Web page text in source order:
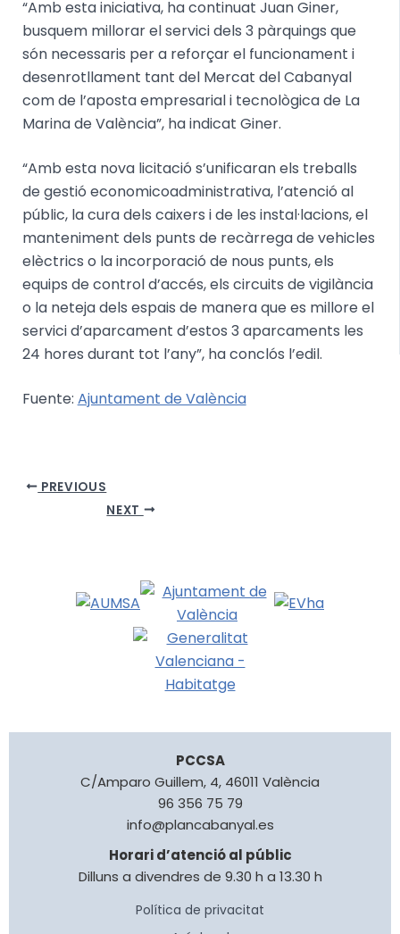
“Amb esta iniciativa, ha continuat Juan Giner,
busquem millorar el servici dels 3 pàrquings que
són necessaris per a reforçar el funcionament i
desenrotllament tant del Mercat del Cabanyal
com de l’aposta empresarial i tecnològica de La
Marina de València”, ha indicat Giner.
“Amb esta nova licitació s’unificaran els treballs
de gestió economicoadministrativa, l’atenció al
públic, la cura dels caixers i de les instal·lacions, el
manteniment dels punts de recàrrega de vehicles
elèctrics o la incorporació de nous punts, els
equips de control d’accés, els circuits de vigilància
o la neteja dels espais de manera que es millore el
servici d’aparcament d’estos 3 aparcaments les
24 hores durant tot l’any”, ha conclós l’edil.
Fuente: Ajuntament de València
PREVIOUS
NEXT
PCCSA
C/Amparo Guillem, 4, 46011 València
96 356 75 79
info@plancabanyal.es
Horari d’atenció al públic
Dilluns a divendres de 9.30 h a 13.30 h
Política de privacitat